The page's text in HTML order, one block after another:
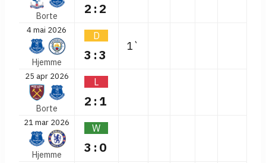
Borte 2:2
4 mai 2026
Hjemme
D
3:3
1`
25 apr 2026
Borte
L
2:1
21 mar 2026
Hjemme
W
3:0